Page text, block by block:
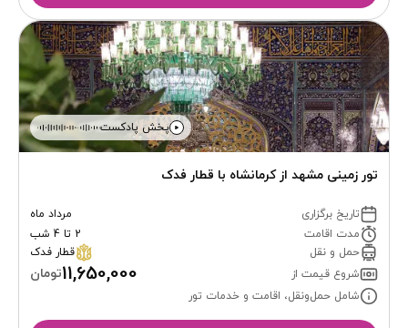
تور زمینی مشهد از کرمانشاه با قطار فدک
پخش پادکست
تاریخ برگزاری
مرداد ماه
مدت اقامت
2 تا 4 شب
حمل و نقل
قطار فدک
شروع قیمت از
11,650,000تومان
شامل حمل‌ونقل، اقامت و خدمات تور